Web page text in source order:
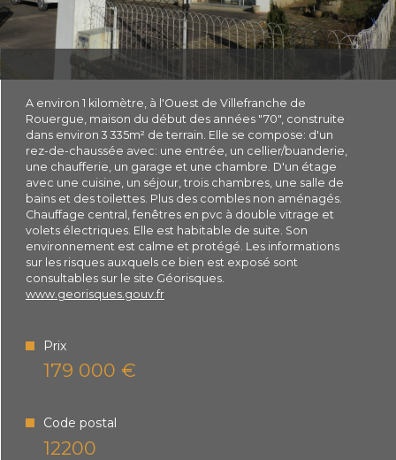
copropriété
Plus d'informations sur
le quartier
Bilan
A environ 1 kilomètre, à l'Ouest de Villefranche de
Rouergue, maison du début des années "70", construite
dans environ 3 335m² de terrain. Elle se compose: d'un
rez-de-chaussée avec: une entrée, un cellier/buanderie,
une chaufferie, un garage et une chambre. D'un étage
avec une cuisine, un séjour, trois chambres, une salle de
bains et des toilettes. Plus des combles non aménagés.
Chauffage central, fenêtres en pvc à double vitrage et
volets électriques. Elle est habitable de suite. Son
environnement est calme et protégé. Les informations
sur les risques auxquels ce bien est exposé sont
consultables sur le site Géorisques.
www.georisques.gouv.fr
Prix
179 000 €
Code postal
12200